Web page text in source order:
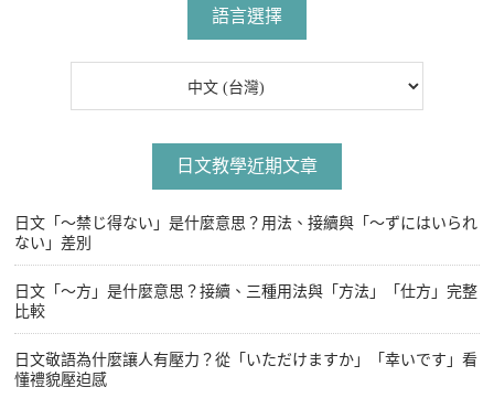
語言選擇
日文教學近期文章
日文「〜禁じ得ない」是什麼意思？用法、接續與「〜ずにはいられ
ない」差別
日文「〜方」是什麼意思？接續、三種用法與「方法」「仕方」完整
比較
日文敬語為什麼讓人有壓力？從「いただけますか」「幸いです」看
懂禮貌壓迫感